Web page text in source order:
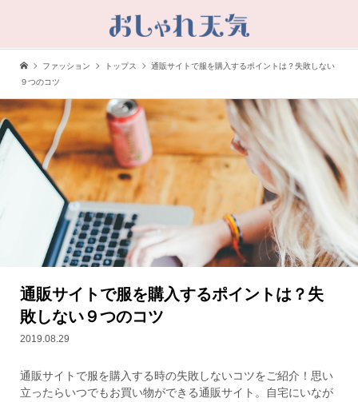
ファッション トップス
通販サイトで服を購入するポイントは？失敗しない
９つのコツ
通販サイトで服を購入するポイントは？失
敗しない９つのコツ
2019.08.29
通販サイトで服を購入する時の失敗しないコツをご紹介！思い
立ったらいつでもお買い物ができる通販サイト。自宅にいなが